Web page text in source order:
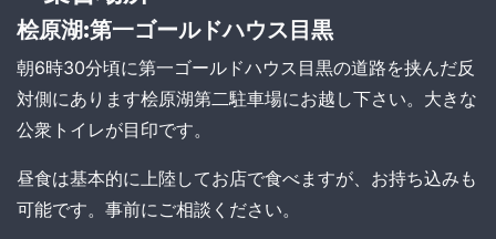
桧原湖:第一ゴールドハウス目黒
朝6時30分頃に第一ゴールドハウス目黒の道路を挟んだ反
対側にあります桧原湖第二駐車場にお越し下さい。大きな
公衆トイレが目印です。
昼食は基本的に上陸してお店で食べますが、お持ち込みも
可能です。事前にご相談ください。